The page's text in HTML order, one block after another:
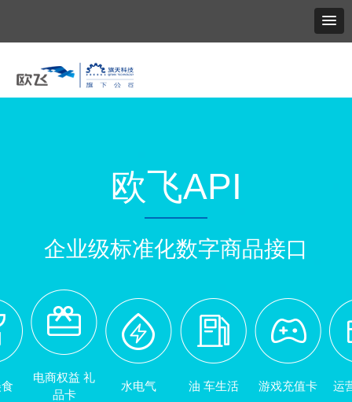
欧飞API
企业级标准化数字商品接口
电商权益 礼
品卡
水电气 油 车生活 游戏充值卡 运